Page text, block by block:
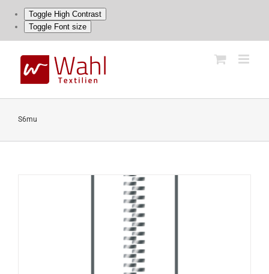
Toggle High Contrast
Toggle Font size
content
S6mu